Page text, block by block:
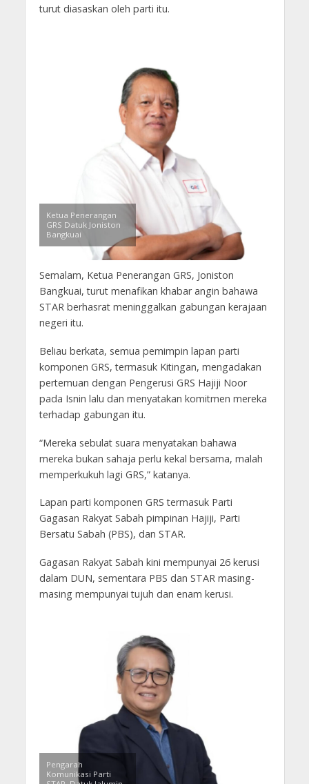
turut diasaskan oleh parti itu.
Ketua Penerangan
GRS Datuk Joniston
Bangkuai
Semalam, Ketua Penerangan GRS, Joniston
Bangkuai, turut menafikan khabar angin bahawa
STAR berhasrat meninggalkan gabungan kerajaan
negeri itu.
Beliau berkata, semua pemimpin lapan parti
komponen GRS, termasuk Kitingan, mengadakan
pertemuan dengan Pengerusi GRS Hajiji Noor
pada Isnin lalu dan menyatakan komitmen mereka
terhadap gabungan itu.
“Mereka sebulat suara menyatakan bahawa
mereka bukan sahaja perlu kekal bersama, malah
memperkukuh lagi GRS,” katanya.
Lapan parti komponen GRS termasuk Parti
Gagasan Rakyat Sabah pimpinan Hajiji, Parti
Bersatu Sabah (PBS), dan STAR.
Gagasan Rakyat Sabah kini mempunyai 26 kerusi
dalam DUN, sementara PBS dan STAR masing-
masing mempunyai tujuh dan enam kerusi.
Pengarah
Komunikasi Parti